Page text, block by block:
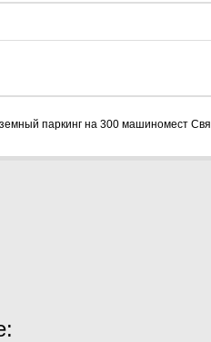
паркинг на 300 машиномест